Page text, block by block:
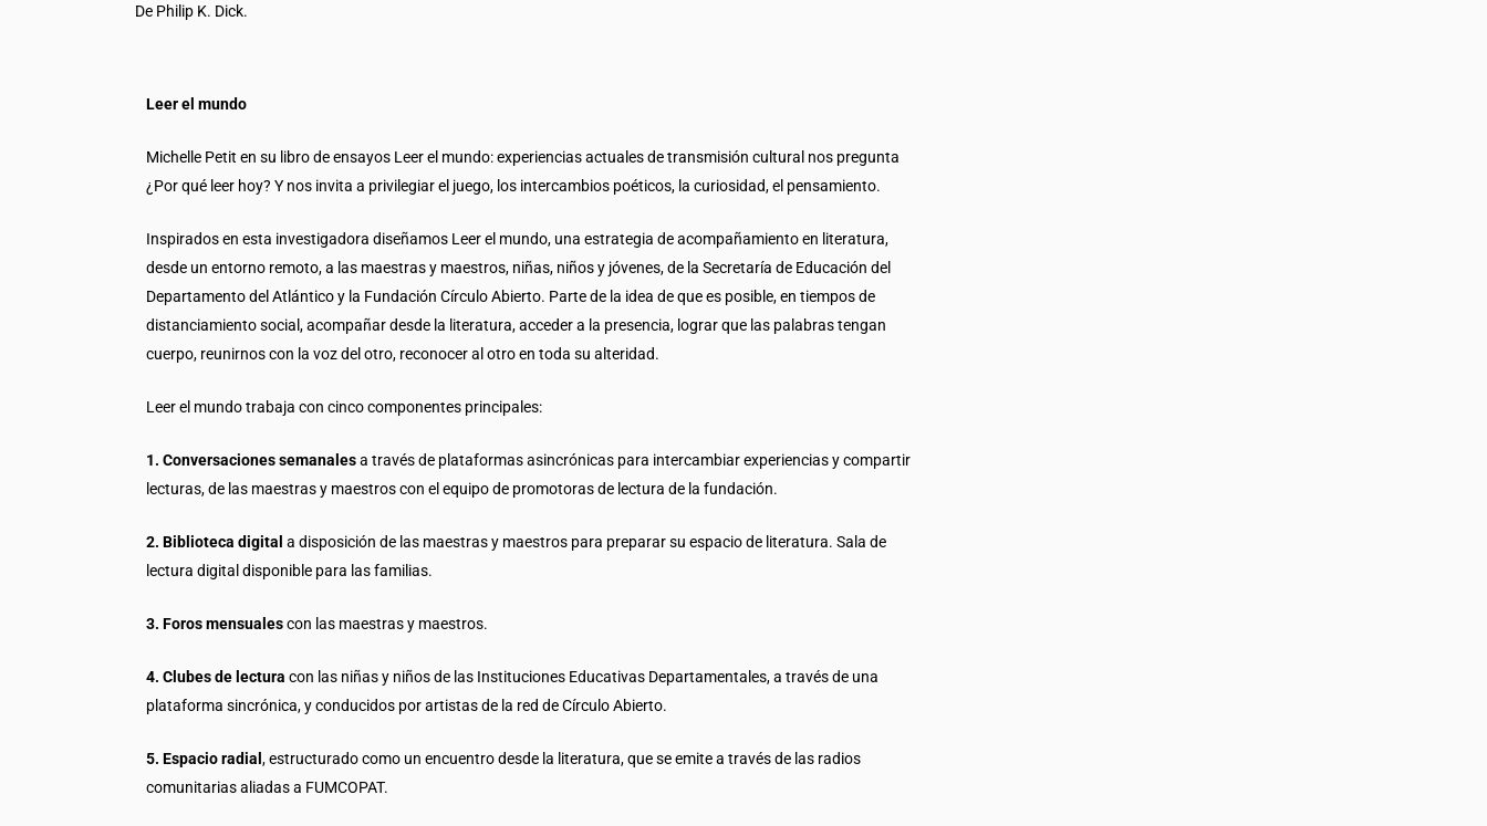
De Philip K. Dick.
Leer el mundo
Michelle Petit en su libro de ensayos Leer el mundo: experiencias actuales de transmisión cultural nos pregunta
¿Por qué leer hoy? Y nos invita a privilegiar el juego, los intercambios poéticos, la curiosidad, el pensamiento.
Inspirados en esta investigadora diseñamos Leer el mundo, una estrategia de acompañamiento en literatura,
desde un entorno remoto, a las maestras y maestros, niñas, niños y jóvenes, de la Secretaría de Educación del
Departamento del Atlántico y la Fundación Círculo Abierto. Parte de la idea de que es posible, en tiempos de
distanciamiento social, acompañar desde la literatura, acceder a la presencia, lograr que las palabras tengan
cuerpo, reunirnos con la voz del otro, reconocer al otro en toda su alteridad.
Leer el mundo trabaja con cinco componentes principales:
1. Conversaciones semanalesa través de plataformas asincrónicas para intercambiar experiencias y compartir
lecturas, de las maestras y maestros con el equipo de promotoras de lectura de la fundación.
2. Biblioteca digital a disposición de las maestras y maestros para preparar su espacio de literatura. Sala de
lectura digital disponible para las familias.
3. Foros mensualescon las maestras y maestros.
4. Clubes de lectura con las niñas y niños de las Instituciones Educativas Departamentales, a través de una
plataforma sincrónica, y conducidos por artistas de la red de Círculo Abierto.
5. Espacio radial , estructurado como un encuentro desde la literatura, que se emite a través de las radios
comunitarias aliadas a FUMCOPAT.